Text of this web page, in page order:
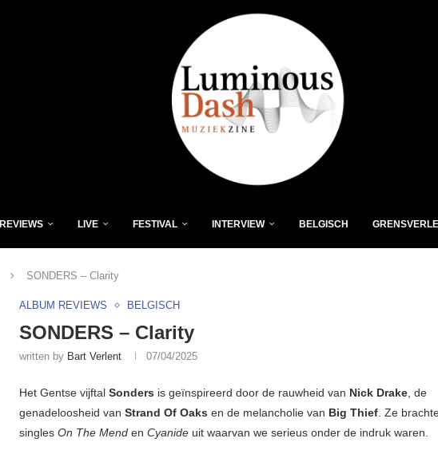
REVIEWS LIVE FESTIVAL INTERVIEW BELGISCH
SONDERS – Clarity
ALBUM REVIEWS BELGISCH
SONDERS – Clarity
written by Bart Verlent 07/04/2025
Het Gentse vijftal Sonders is geïnspireerd door de rauwheid van Nick Drake, de
genadeloosheid van Strand Of Oaks en de melancholie van Big Thief. Ze
singles On The Mend en Cyanide uit waarvan we serieus onder de indruk waren.